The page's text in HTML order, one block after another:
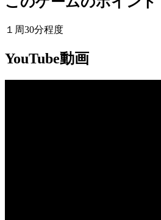
１周30分程度
YouTube動画